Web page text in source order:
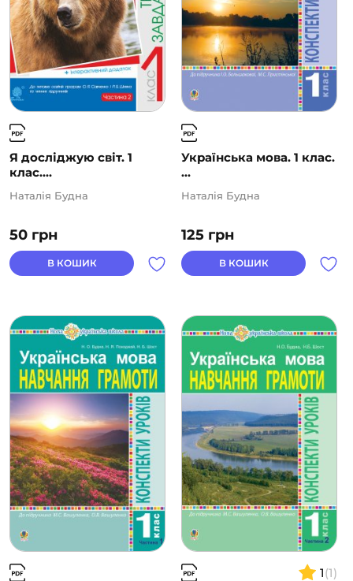
Я досліджую світ. 1
клас....
50 грн
Наталія Будна
В КОШИК
Українська мова. 1 клас.
...
125 грн
Наталія Будна
В КОШИК
1(1)